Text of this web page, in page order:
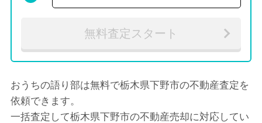
無料査定スタート
おうちの語り部は無料で栃木県下野市の不動産査定を
依頼できます。
一括査定して栃木県下野市の不動産売却に対応してい